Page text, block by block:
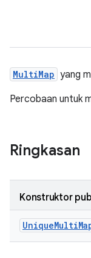
MultiMap yang
Percobaan untuk
Ringkasan
Konstruktor
UniqueMulti